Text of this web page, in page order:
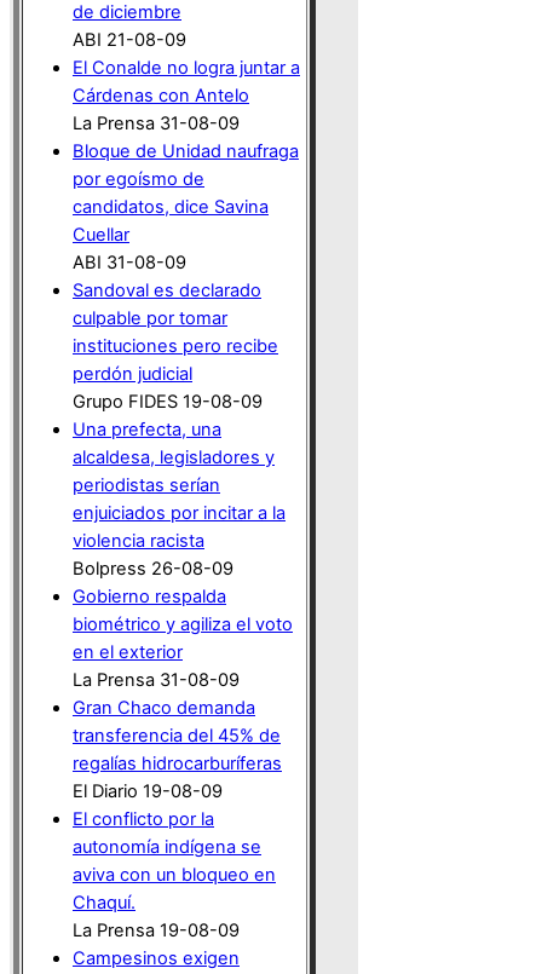
de diciembre
ABI 21-08-09
El Conalde no logra juntar a
Cárdenas con Antelo
La Prensa 31-08-09
Bloque de Unidad naufraga
por egoísmo de
candidatos, dice Savina
Cuellar
ABI 31-08-09
Sandoval es declarado
culpable por tomar
instituciones pero recibe
perdón judicial
Grupo FIDES 19-08-09
Una prefecta, una
alcaldesa, legisladores y
periodistas serían
enjuiciados por incitar a la
violencia racista
Bolpress 26-08-09
Gobierno respalda
biométrico y agiliza el voto
en el exterior
La Prensa 31-08-09
Gran Chaco demanda
transferencia del 45% de
regalías hidrocarburíferas
El Diario 19-08-09
El conflicto por la
autonomía indígena se
aviva con un bloqueo en
Chaquí.
La Prensa 19-08-09
Campesinos exigen